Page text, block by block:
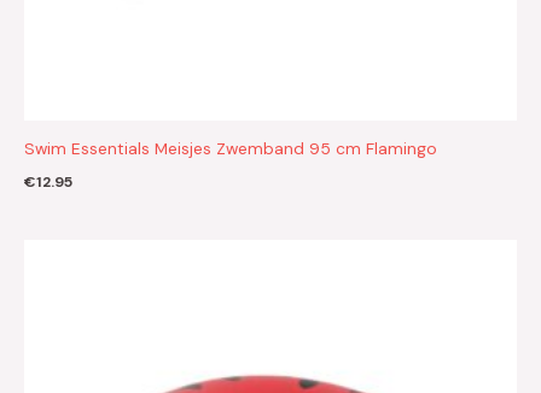
Swim Essentials Meisjes Zwemband 95 cm Flamingo
€12.95